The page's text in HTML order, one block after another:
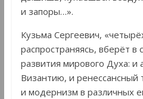
и запоры…».
Кузьма Сергеевич,
распространяясь, вберёт в
развития мирового Духа:
Византию, и ренессансный
и модернизм в различных